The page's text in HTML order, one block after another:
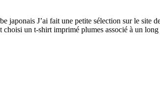
japonais J’ai fait une petite sélection sur le site
choisi un t-shirt imprimé plumes associé à un